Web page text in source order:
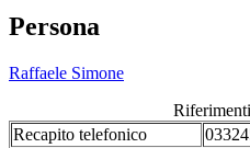
Persona
Raffaele Simone
Recapito telefonico